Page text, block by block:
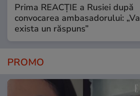
Prima REACȚIE a Rusiei după
convocarea ambasadorului: „Va
exista un răspuns”
PROMO